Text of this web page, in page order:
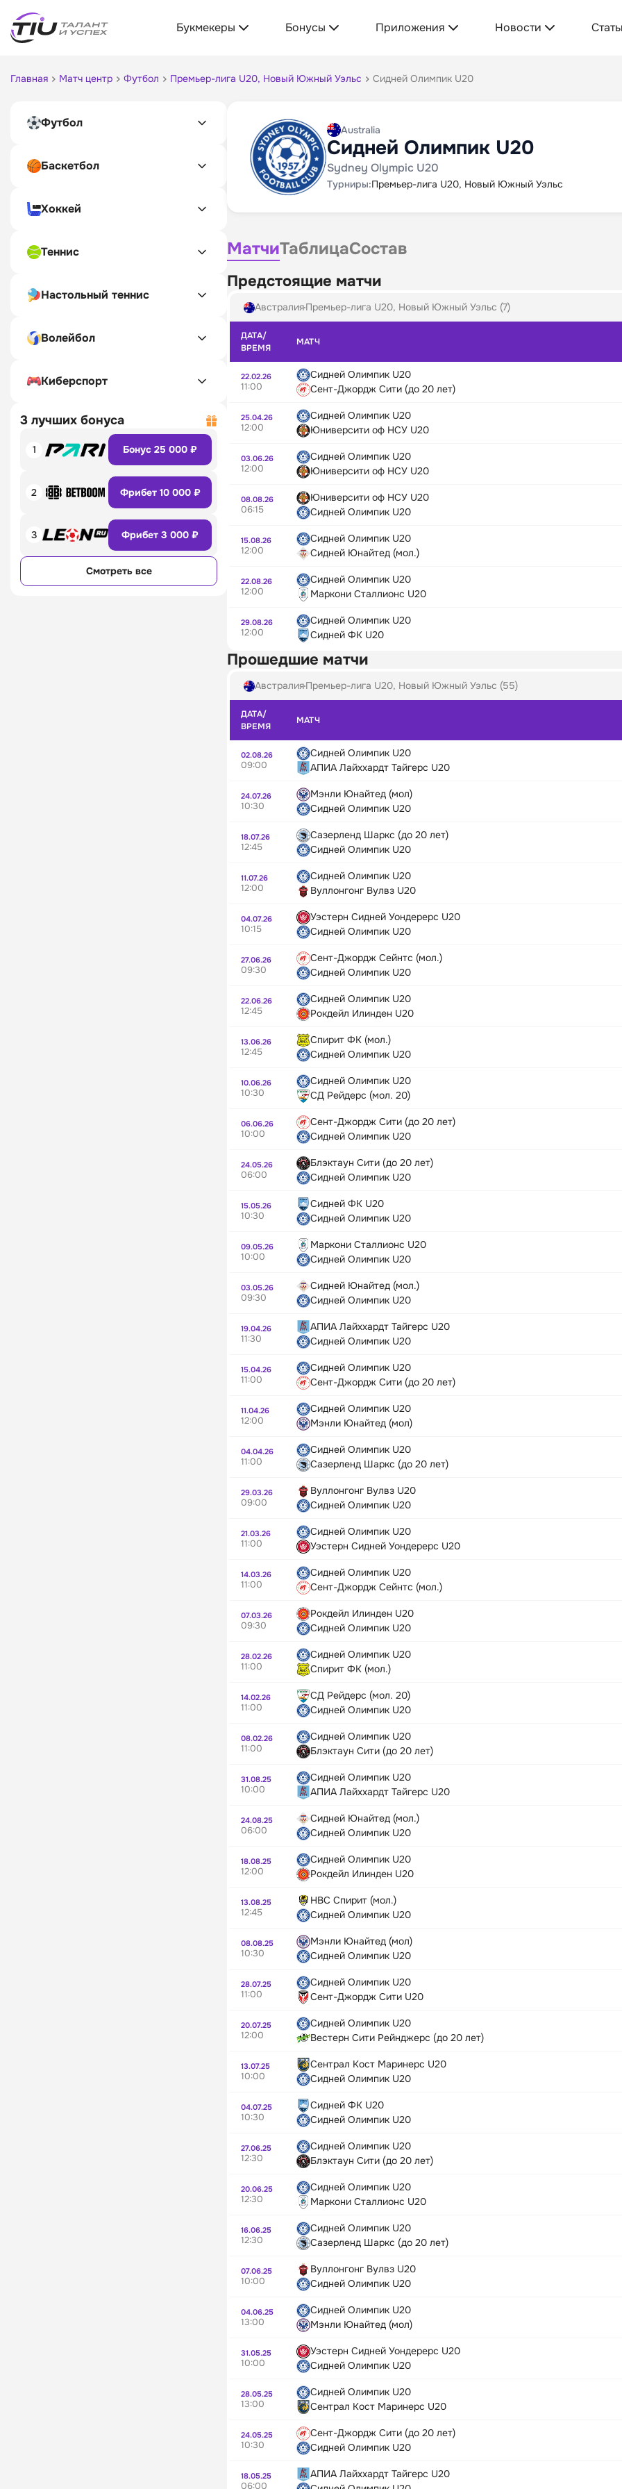
Букмекеры Бонусы Приложения Новости
Главная Матч центр Футбол Премьер-лига U20, Новый Южный Уэльс Сидней Олимпик U20
Футбол
Баскетбол
Хоккей
Теннис
Настольный теннис
Волейбол
Киберспорт
3 лучших бонуса
1 Бонус 25 000 ₽
2 Фрибет 10 000 ₽
3 Фрибет 3 000 ₽
Смотреть все
Australia
Сидней Олимпик U20
Sydney Olympic U20
Турниры:Премьер-лига U20, Новый Южный Уэльс
МатчиТаблицаСостав
Предстоящие матчи
АвстралияПремьер-лига U20, Новый Южный Уэльс (7)
ДАТА/
ВРЕМЯ
МАТЧ
22.02.26
11:00
Сидней Олимпик U20
Сент-Джордж Сити (до 20 лет)
25.04.26
12:00
Сидней Олимпик U20
Юниверсити оф НСУ U20
03.06.26
12:00
Сидней Олимпик U20
Юниверсити оф НСУ U20
08.08.26
06:15
Юниверсити оф НСУ U20
Сидней Олимпик U20
15.08.26
12:00
Сидней Олимпик U20
Сидней Юнайтед (мол.)
22.08.26
12:00
Сидней Олимпик U20
Маркони Сталлионс U20
29.08.26
12:00
Сидней Олимпик U20
Сидней ФК U20
Прошедшие матчи
АвстралияПремьер-лига U20, Новый Южный Уэльс (55)
ДАТА/
ВРЕМЯ
МАТЧ
02.08.26
09:00
Сидней Олимпик U20
АПИА Лайххардт Тайгерс U20
24.07.26
10:30
Мэнли Юнайтед (мол)
Сидней Олимпик U20
18.07.26
12:45
Сазерленд Шаркс (до 20 лет)
Сидней Олимпик U20
11.07.26
12:00
Сидней Олимпик U20
Вуллонгонг Вулвз U20
04.07.26
10:15
Уэстерн Сидней Уондерерс U20
Сидней Олимпик U20
27.06.26
09:30
Сент-Джордж Сейнтс (мол.)
Сидней Олимпик U20
22.06.26
12:45
Сидней Олимпик U20
Рокдейл Илинден U20
13.06.26
12:45
Спирит ФК (мол.)
Сидней Олимпик U20
10.06.26
10:30
Сидней Олимпик U20
СД Рейдерс (мол. 20)
06.06.26
10:00
Сент-Джордж Сити (до 20 лет)
Сидней Олимпик U20
24.05.26
06:00
Блэктаун Сити (до 20 лет)
Сидней Олимпик U20
15.05.26
10:30
Сидней ФК U20
Сидней Олимпик U20
09.05.26
10:00
Маркони Сталлионс U20
Сидней Олимпик U20
03.05.26
09:30
Сидней Юнайтед (мол.)
Сидней Олимпик U20
19.04.26
11:30
АПИА Лайххардт Тайгерс U20
Сидней Олимпик U20
15.04.26
11:00
Сидней Олимпик U20
Сент-Джордж Сити (до 20 лет)
11.04.26
12:00
Сидней Олимпик U20
Мэнли Юнайтед (мол)
04.04.26
11:00
Сидней Олимпик U20
Сазерленд Шаркс (до 20 лет)
29.03.26
09:00
Вуллонгонг Вулвз U20
Сидней Олимпик U20
21.03.26
11:00
Сидней Олимпик U20
Уэстерн Сидней Уондерерс U20
14.03.26
11:00
Сидней Олимпик U20
Сент-Джордж Сейнтс (мол.)
07.03.26
09:30
Рокдейл Илинден U20
Сидней Олимпик U20
28.02.26
11:00
Сидней Олимпик U20
Спирит ФК (мол.)
14.02.26
11:00
СД Рейдерс (мол. 20)
Сидней Олимпик U20
08.02.26
11:00
Сидней Олимпик U20
Блэктаун Сити (до 20 лет)
31.08.25
10:00
Сидней Олимпик U20
АПИА Лайххардт Тайгерс U20
24.08.25
06:00
Сидней Юнайтед (мол.)
Сидней Олимпик U20
18.08.25
12:00
Сидней Олимпик U20
Рокдейл Илинден U20
13.08.25
12:45
НВС Спирит (мол.)
Сидней Олимпик U20
08.08.25
10:30
Мэнли Юнайтед (мол)
Сидней Олимпик U20
28.07.25
11:00
Сидней Олимпик U20
Сент-Джордж Сити U20
20.07.25
12:00
Сидней Олимпик U20
Вестерн Сити Рейнджерс (до 20 лет)
13.07.25
10:00
Сентрал Кост Маринерс U20
Сидней Олимпик U20
04.07.25
10:30
Сидней ФК U20
Сидней Олимпик U20
27.06.25
12:30
Сидней Олимпик U20
Блэктаун Сити (до 20 лет)
20.06.25
12:30
Сидней Олимпик U20
Маркони Сталлионс U20
16.06.25
12:30
Сидней Олимпик U20
Сазерленд Шаркс (до 20 лет)
07.06.25
10:00
Вуллонгонг Вулвз U20
Сидней Олимпик U20
04.06.25
13:00
Сидней Олимпик U20
Мэнли Юнайтед (мол)
31.05.25
10:00
Уэстерн Сидней Уондерерс U20
Сидней Олимпик U20
28.05.25
13:00
Сидней Олимпик U20
Сентрал Кост Маринерс U20
24.05.25
10:30
Сент-Джордж Сити (до 20 лет)
Сидней Олимпик U20
18.05.25
06:00
АПИА Лайххардт Тайгерс U20